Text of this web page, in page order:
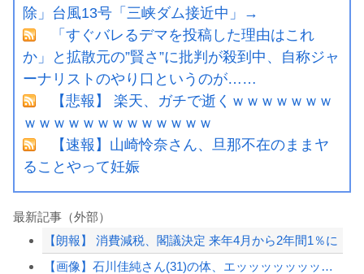
除」台風13号「三峡ダム接近中」→
「すぐバレるデマを投稿した理由はこれ
か」と拡散元の”賢さ”に批判が殺到中、自称ジャ
ーナリストのやり口というのが……
【悲報】 楽天、ガチで逝くｗｗｗｗｗｗｗ
ｗｗｗｗｗｗｗｗｗｗｗｗｗ
【速報】山崎怜奈さん、旦那不在のままヤ
ることやって妊娠
最新記事（外部）
【朗報】 消費減税、閣議決定 来年4月から2年間1％に
【画像】石川佳純さん(31)の体、エッッッッッッッッッッッッッッッッッ！